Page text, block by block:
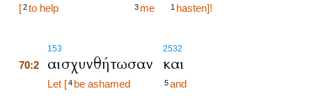
[2to help 3 me 1 hasten]!
153
70:2 αισχυνθήτωσαν
Let [4 be ashamed
2532
και
5and